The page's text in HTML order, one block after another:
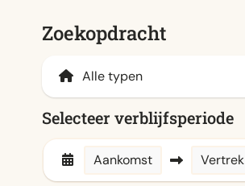
Zoekopdracht
Selecteer verblijfsperiode
Aankomst Vertrek